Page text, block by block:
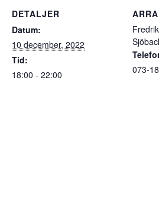
DETALJER
Datum:
10 december, 2022
Tid:
18:00 - 22:00
073-